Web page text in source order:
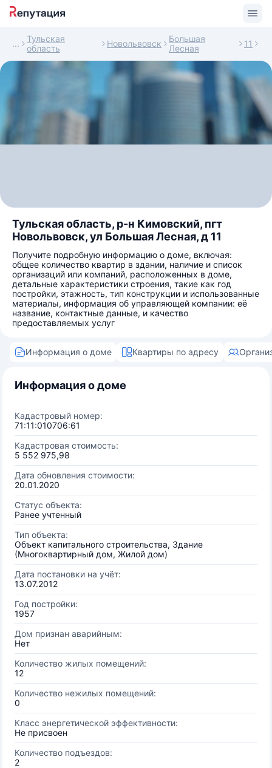
Тульская
область
Новольвовск
Большая
Лесная
11
Тульская область, р-н Кимовский, пгт
Новольвовск, ул Большая Лесная, д 11
Получите подробную информацию о доме, включая:
общее количество квартир в здании, наличие и список
организаций или компаний, расположенных в доме,
детальные характеристики строения, такие как год
постройки, этажность, тип конструкции и использованные
материалы, информация об управляющей компании: её
название, контактные данные, и качество
предоставляемых услуг
Информация о доме Квартиры по адресу
Информация о доме
Кадастровый номер:
71:11:010706:61
Кадастровая стоимость:
5 552 975,98
Дата обновления стоимости:
20.01.2020
Статус объекта:
Ранее учтенный
Тип объекта:
Объект капитального строительства, Здание
(Многоквартирный дом, Жилой дом)
Дата постановки на учёт:
13.07.2012
Год постройки:
1957
Дом признан аварийным:
Нет
Количество жилых помещений:
12
Количество нежилых помещений:
0
Класс энергетической эффективности:
Не присвоен
Количество подъездов:
2